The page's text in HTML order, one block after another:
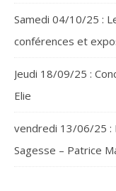
Samedi 04/10/25 :
conférences et
Jeudi 18/09/25 :
Elie
vendredi 13/06/25 :
Sagesse – Patrice